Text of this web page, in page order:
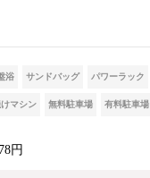
浴 サンドバッグ パワーラック
けマシン 無料駐車場 有料駐車場
円